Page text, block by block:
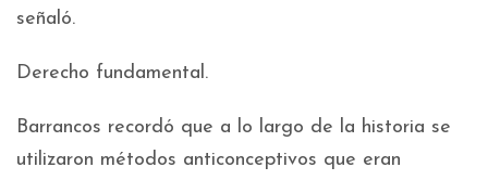
señaló.
Derecho fundamental.
Barrancos recordó que a lo largo de la historia se
utilizaron métodos anticonceptivos que eran